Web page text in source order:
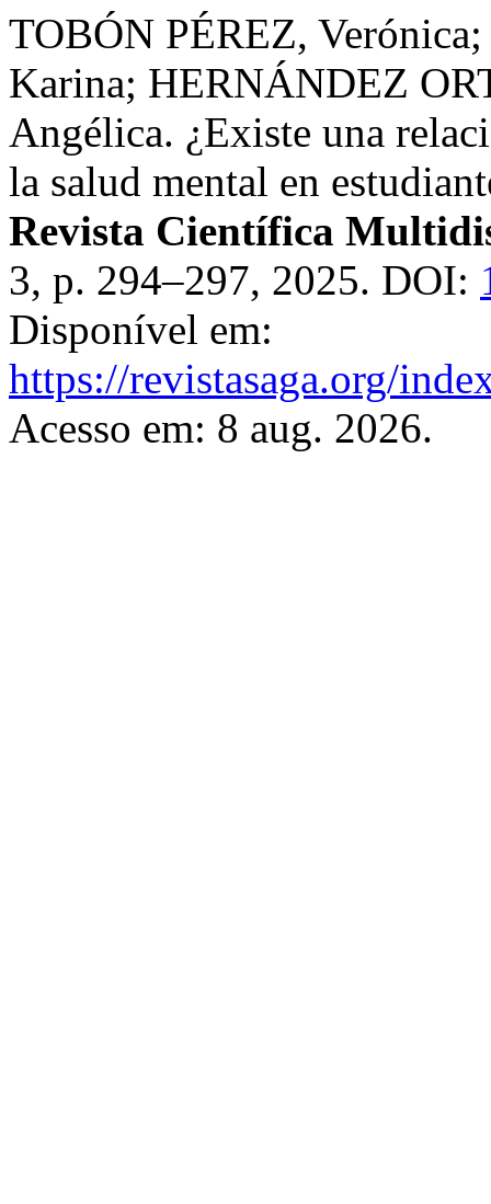
TOBÓN PÉREZ,
Karina; HERNÁNDEZ
Angélica. ¿Existe una
la salud mental en
Revista Científica
3, p. 294–297, 2025. DOI:
Disponível em:
https://revistasaga.org/
Acesso em: 8 aug. 2026.